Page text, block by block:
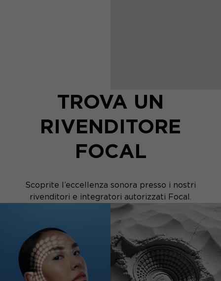
TROVA UN
RIVENDITORE
FOCAL
Scoprite l’eccellenza sonora presso i nostri
rivenditori e integratori autorizzati Focal.